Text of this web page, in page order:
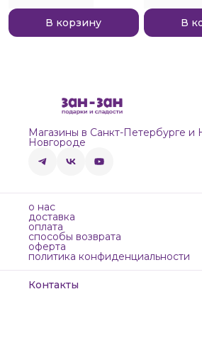
В корзину В
Магазины в Санкт-Петербурге и
Новгороде
о нас
доставка
оплата
способы возврата
оферта
политика конфиденциальности
Контакты